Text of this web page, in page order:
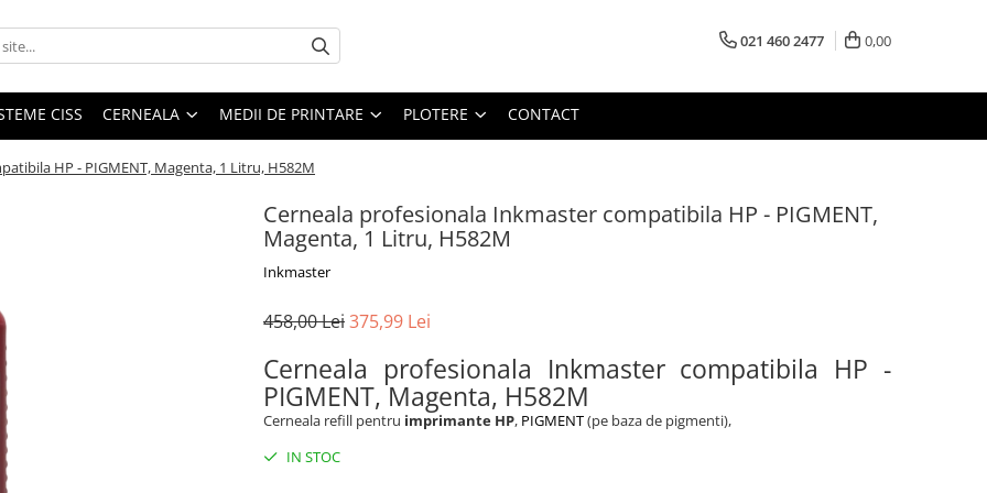
021 460 2477 0,00
CISS CERNEALA MEDII DE PRINTARE PLOTERE CONTACT
HP - PIGMENT, Magenta, 1 Litru, H582M
Cerneala profesionala Inkmaster compatibila HP - PIGMENT,
Magenta, 1 Litru, H582M
Inkmaster
458,00 Lei375,99 Lei
Cerneala profesionala Inkmaster compatibila HP -
PIGMENT, Magenta, H582M
Cerneala refill pentru imprimante HP, PIGMENT(pe baza de pigmenti),
IN STOC